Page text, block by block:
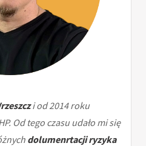
i od 2014 roku
Od tego czasu udało mi się
dolumenrtacji ryzyka